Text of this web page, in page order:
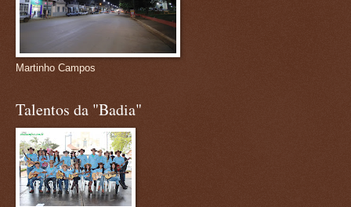
Martinho Campos
Talentos da "Badia"